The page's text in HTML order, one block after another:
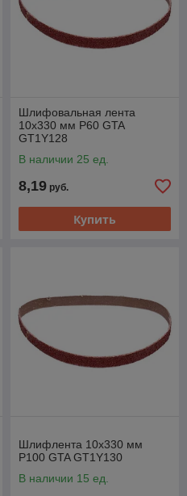
Шлифовальная лента
10х330 мм Р60 GTA
GT1Y128
В наличии 25 ед.
8,19 руб.
Купить
Шлифлента 10х330 мм
Р100 GTA GT1Y130
В наличии 15 ед.